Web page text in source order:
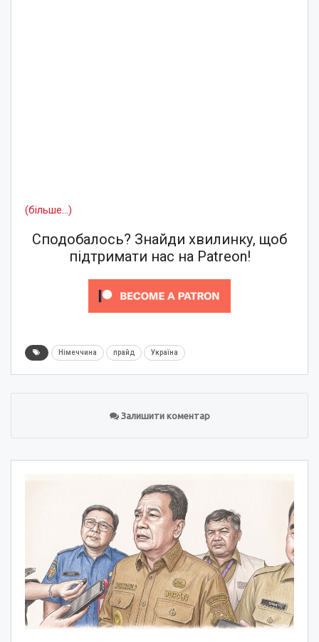
(більше…)
Сподобалось? Знайди хвилинку, щоб
підтримати нас на Patreon!
Німеччина прайд Україна
Залишити коментар